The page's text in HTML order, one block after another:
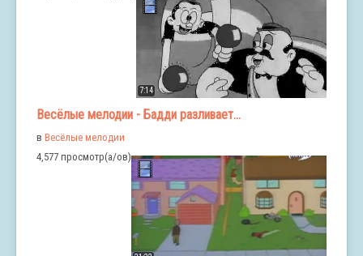
7:14
Весёлые мелодии - Бадди разливает...
в Весёлые мелодии
4,577 просмотр(а/ов)